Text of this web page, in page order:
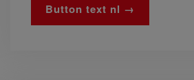
Button text nl →